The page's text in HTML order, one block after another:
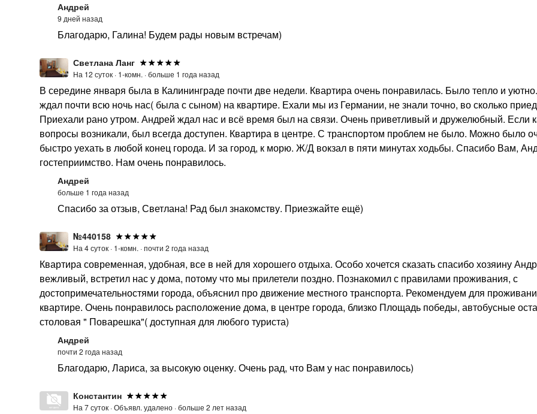
Андрей
9 дней назад
Благодарю, Галина! Будем рады новым встречам)
Светлана Ланг
На 12 суток · 1-комн. ·больше 1 года назад
В середине января была в Калининграде почти две недели. Квартира очень понравилась. Было тепло и
ждал почти всю ночь нас( была с сыном) на квартире. Ехали мы из Германии, не знали точно, во сколько
Приехали рано утром. Андрей ждал нас и всё время был на связи. Очень приветливый и дружелюбный. Если
вопросы возникали, был всегда доступен. Квартира в центре. С транспортом проблем не было. Можно было
быстро уехать в любой конец города. И за город, к морю. Ж/Д вокзал в пяти минутах ходьбы. Спасибо Вам,
гостеприимство. Нам очень понравилось.
Андрей
больше 1 года назад
Спасибо за отзыв, Светлана! Рад был знакомству. Приезжайте ещё)
№440158
На 4 суток · 1-комн. ·почти 2 года назад
Квартира современная, удобная, все в ней для хорошего отдыха. Особо хочется сказать спасибо хозяину
вежливый, встретил нас у дома, потому что мы прилетели поздно. Познакомил с правилами проживания, с
достопримечательностями города, объяснил про движение местного транспорта. Рекомендуем для
квартире. Очень понравилось расположение дома, в центре города, близко Площадь победы, автобусные
столовая " Поварешка"( доступная для любого туриста)
Андрей
почти 2 года назад
Благодарю, Лариса, за высокую оценку. Очень рад, что Вам у нас понравилось)
Константин
На 7 суток ·Объявл. удалено ·больше 2 лет назад